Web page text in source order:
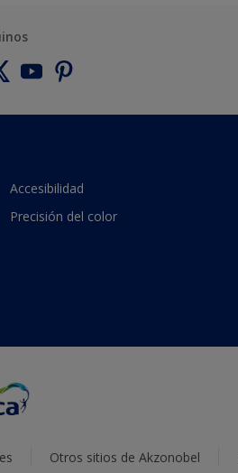
Accesibilidad
Precisión del color
Otros sitios de Akzonobel